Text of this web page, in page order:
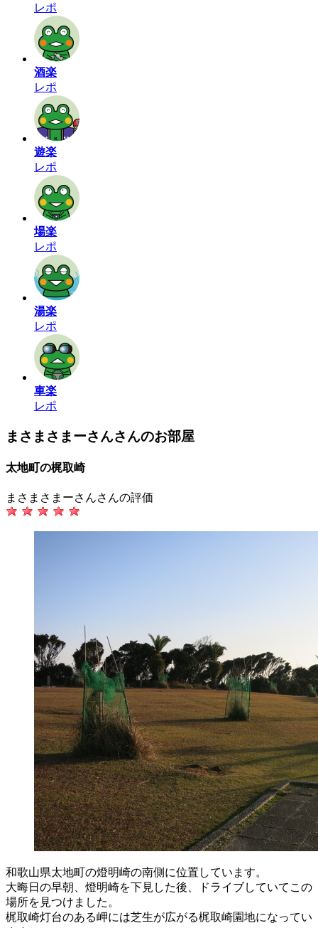
レポ
酒楽
レポ
遊楽
レポ
場楽
レポ
湯楽
レポ
車楽
レポ
まさまさまーさんさんのお部屋
太地町の梶取崎
まさまさまーさんさんの評価
和歌山県太地町の燈明崎の南側に位置しています。
大晦日の早朝、燈明崎を下見した後、ドライブしていてこの
場所を見つけました。
梶取崎灯台のある岬には芝生が広がる梶取崎園地になってい